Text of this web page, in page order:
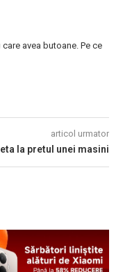
avea butoane. Pe ce
articol urmator
la pretul unei masini